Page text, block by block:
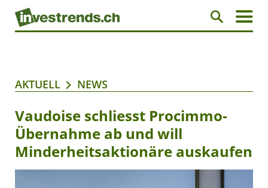
AKTUELL NEWS
Vaudoise schliesst Procimmo-
Übernahme ab und will
Minderheitsaktionäre auskaufen